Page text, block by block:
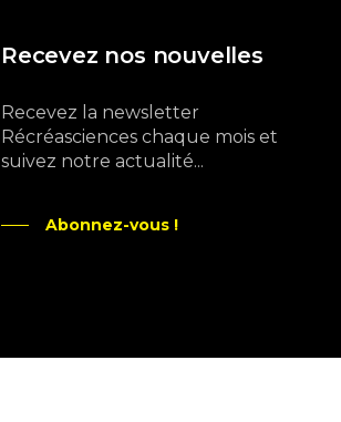
Recevez nos nouvelles
Recevez la newsletter
Récréasciences chaque mois et
suivez notre actualité...
Abonnez-vous !